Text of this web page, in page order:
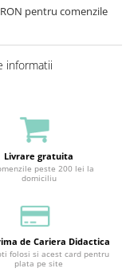
pentru comenzile
informatii
Livrare gratuita
peste 200 lei la
domiciliu
de Cariera Didactica
folosi si acest card pentru
plata pe site